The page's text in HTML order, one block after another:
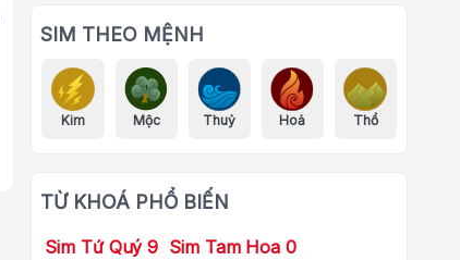
SIM THEO MỆNH
Kim Mộc Thuỷ Hoả Thổ
TỪ KHOÁ PHỔ BIẾN
Sim Tứ Quý 9 Sim Tam Hoa 0